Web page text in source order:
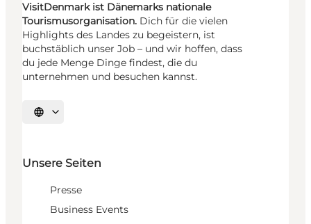
VisitDenmark ist Dänemarks nationale
Tourismusorganisation. Dich für die vielen
Highlights des Landes zu begeistern, ist
buchstäblich unser Job – und wir hoffen, dass
du jede Menge Dinge findest, die du
unternehmen und besuchen kannst.
Sprache auswählen
Unsere Seiten
Presse
Business Events